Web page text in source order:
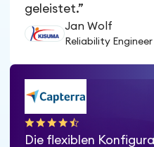
geleistet.”
Jan Wolf
Reliability
Die flexiblen